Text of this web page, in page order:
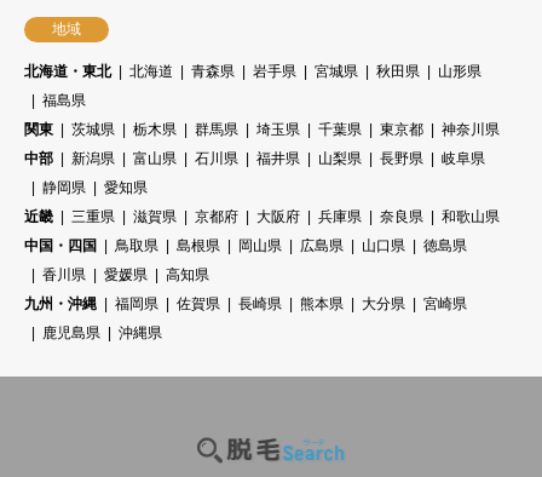
地域
北海道・東北 北海道 青森県 岩手県 宮城県 秋田県
山形県
福島県
関東
茨城県 栃木県 群馬県 埼玉県 千葉県 東京都
神奈川県
中部
新潟県 富山県 石川県 福井県 山梨県 長野県
岐阜県
静岡県
愛知県
近畿
三重県 滋賀県 京都府 大阪府 兵庫県 奈良県
和歌山県
中国・四国
鳥取県 島根県 岡山県 広島県 山口県
徳島県
香川県
愛媛県
高知県
九州・沖縄
福岡県 佐賀県 長崎県 熊本県 大分県
宮崎県
鹿児島県
沖縄県